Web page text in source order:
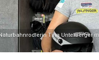
Tina Unterberger